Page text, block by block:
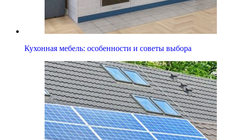
Кухонная мебель: особенности и советы выбора